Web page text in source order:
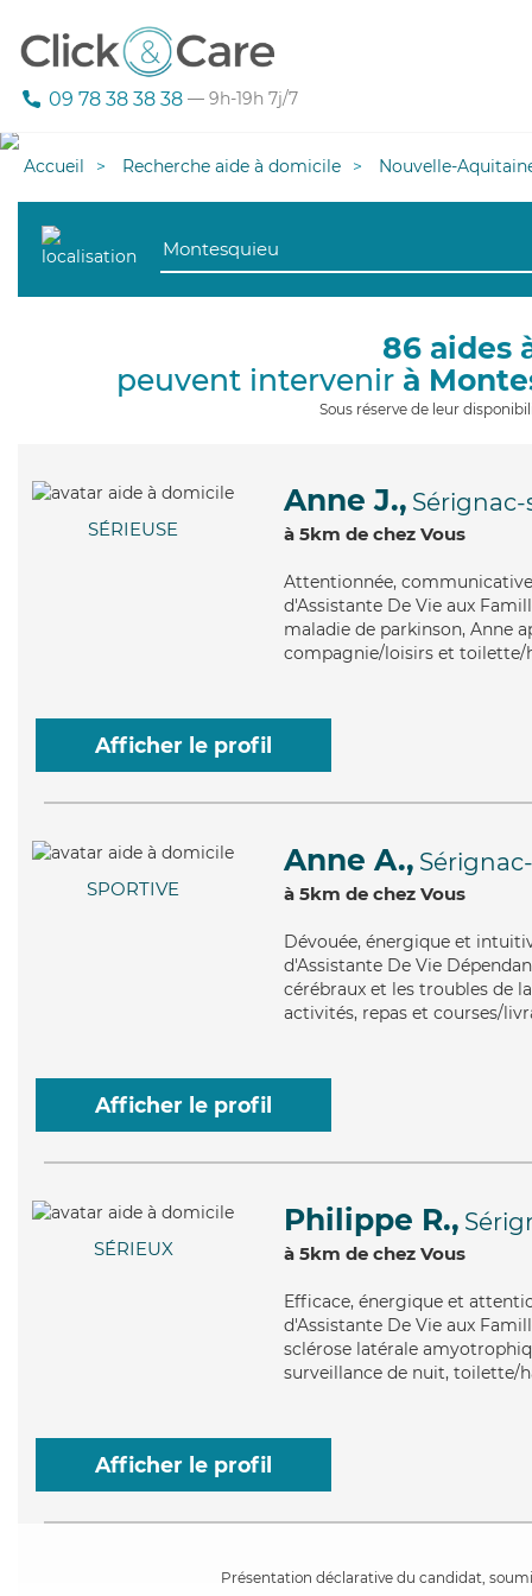
09 78 38 38 38 — 9h-19h 7j/7
Accueil Recherche aide à domicile Nouvelle-
86 aides
peuvent intervenir à
Sous réserve de leur
SÉRIEUSE
Anne J.,
à 5km de chez Vous
Attentionnée,
d'Assistante De Vie aux
maladie de parkinson, Anne
compagnie/loisirs et toilette/
Afficher le profil
SPORTIVE
Anne A.,
à 5km de chez Vous
Dévouée, énergique et
d'Assistante De Vie
cérébraux et les troubles de
activités, repas et courses/
Afficher le profil
SÉRIEUX
Philippe R.,
à 5km de chez Vous
Efficace, énergique et
d'Assistante De Vie aux
sclérose latérale
surveillance de nuit, toilette/
Afficher le profil
Présentation déclarative du candidat,